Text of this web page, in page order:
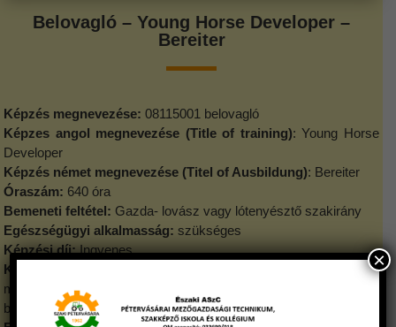
Belovagló – Young Horse Developer –
Bereiter
Képzés megnevezése: 08115001 belovagló
Képzes angol megnevezése (Title of training): Young Horse
Developer
Képzés német megnevezése (Titel of Ausbildung): Bereiter
Óraszám: 640 óra
Bemeneti feltétel: Gazda- lovász vagy lótenyésztő szakirány
Egészségügyi alkalmasság: szükséges
Képzési díj:Ingyenes
Képzést igazoló dokumentum:
A képzés tanúsítvánnyal zárul,
melynek birtokában képesítő vizsga tehető és képesítő
bizonyítvány szerezhető.
×